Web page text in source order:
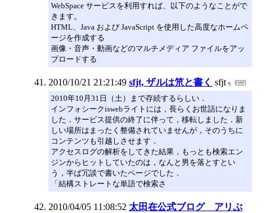
WebSpace サービスを利用すれば、以下のようなことがで
きます。
HTML、Java および JavaScript を使用した高度なホームペ
ージを作成する
画像・音声・動画などのマルチメディア ファイルをアッ
プロードする
2010/10/21 21:21:49 sfjt, ザルは笊と書く sfjt
2010年10月31日（土）まで存続するらしい．
インフォシークiswebライトには，長らくお世話になりま
した．サービス提供の終了に伴って，移転しました．新
しい場所はまったく整備されていませんが，そのうちに
コンテンツも引越しさせます．
アクセスログの解析をしてきた結果，もっとも検索エン
ジンからヒットしていたのは，なんと男を落とすとい
う，半ば冗談で書いたページでした．
「結構ストレートな単語で検索さ
2010/04/05 11:08:52 太田在公式ブログ アリぶ